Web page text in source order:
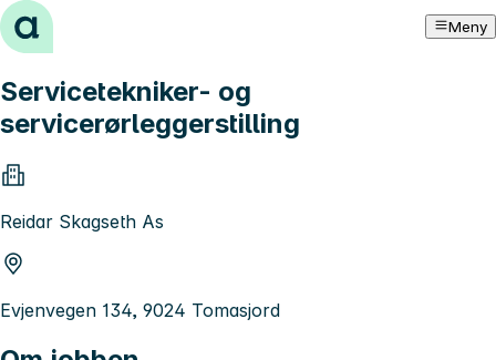
Hopp til innhold Meny
Servicetekniker- og
servicerørleggerstilling
Reidar Skagseth As
Evjenvegen 134, 9024 Tomasjord